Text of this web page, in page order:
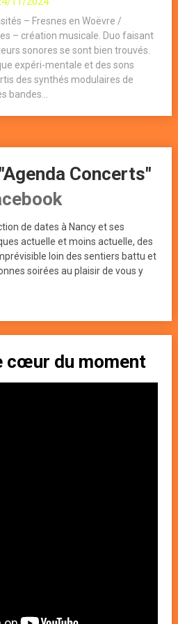
– Fresnes en Woëvre /
– création musicale. Duo faisant
sonores se sont bien trouvés.
expéri-mentale et des sons
des synthés modulaires de
bandes...
Concerts"
de dates à Nancy et ses
actuelle et moins actuelle, des
loin des sentiers battu et
soirées au plaisir de vous y
cœur du moment